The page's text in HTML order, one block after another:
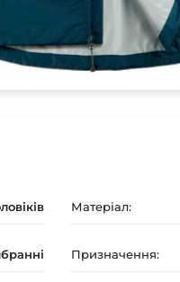
Матеріал:
Призначення: